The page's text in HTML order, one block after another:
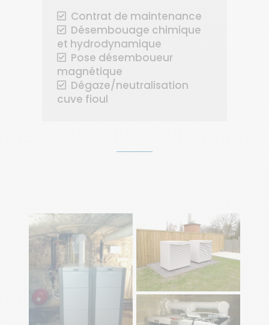
Contrat de maintenance
Désembouage chimique
et hydrodynamique
Pose désemboueur
magnétique
Dégaze/neutralisation
cuve fioul